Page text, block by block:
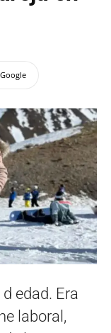
edad. Era
laboral,